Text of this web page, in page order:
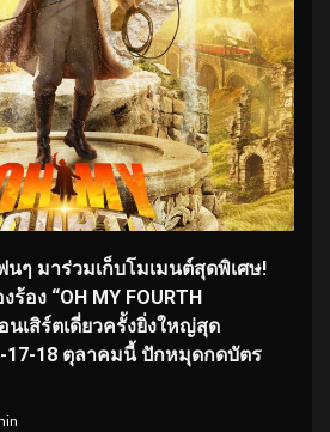
นๆ มาร่วมเก็บโมเมนต์สุดพิเศษ!
อง “OH MY FOURTH
นเสิร์ตเดี่ยวครั้งยิ่งใหญ่สุด
17-18 ตุลาคมนี้ ปักหมุดกดบัตร